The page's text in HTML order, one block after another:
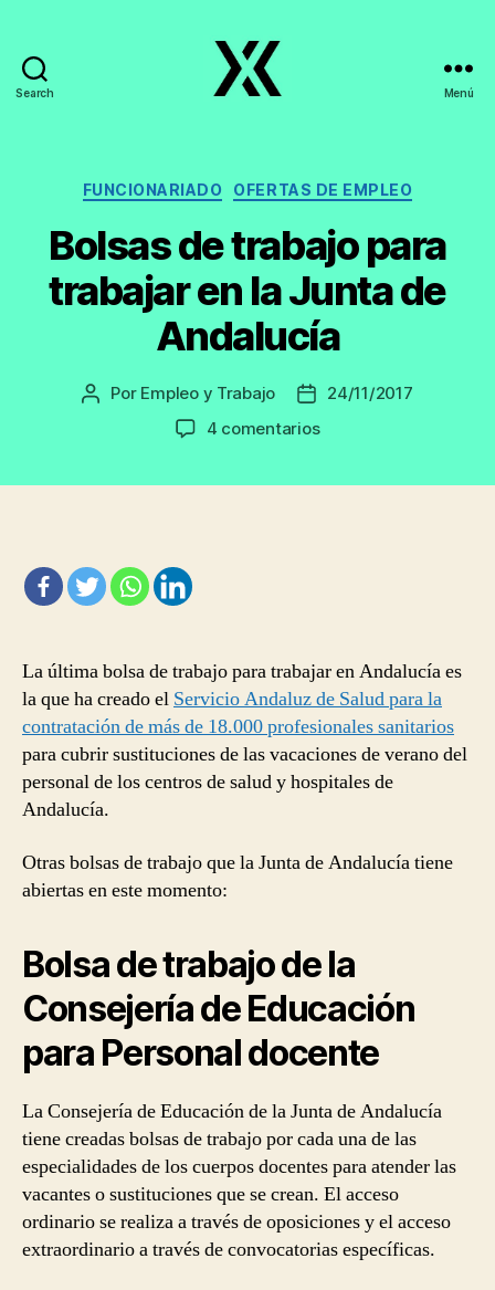
Search Menú
Categorías
FUNCIONARIADO OFERTAS DE EMPLEO
Bolsas de trabajo para
trabajar en la Junta de
Andalucía
Autor
Por Empleo y Trabajo
Fecha24/11/2017
4 comentariosen
Andalucía
La última bolsa de trabajo para trabajar en Andalucía es
la que ha creado el Servicio Andaluz de Salud para la
contratación de más de 18.000 profesionales sanitarios
para cubrir sustituciones de las vacaciones de verano del
personal de los centros de salud y hospitales de
Andalucía.
Otras bolsas de trabajo que la Junta de Andalucía tiene
abiertas en este momento:
Bolsa de trabajo de la
Consejería de Educación
para Personal docente
La Consejería de Educación de la Junta de Andalucía
tiene creadas bolsas de trabajo por cada una de las
especialidades de los cuerpos docentes para atender las
vacantes o sustituciones que se crean. El acceso
ordinario se realiza a través de oposiciones y el acceso
extraordinario a través de convocatorias específicas.